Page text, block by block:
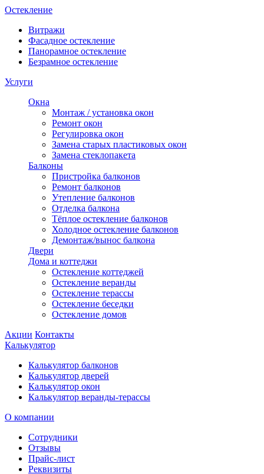
Остекление
Витражи
Фасадное остекление
Панорамное остекление
Безрамное остекление
Услуги
Окна
Монтаж / установка окон
Ремонт окон
Регулировка окон
Замена старых пластиковых окон
Замена стеклопакета
Балконы
Пристройка балконов
Ремонт балконов
Утепление балконов
Отделка балкона
Тёплое остекление балконов
Холодное остекление балконов
Демонтаж/вынос балкона
Двери
Дома и коттеджи
Остекление коттеджей
Остекление веранды
Остекление терассы
Остекление беседки
Остекление домов
Акции Контакты
Калькулятор
Калькулятор балконов
Калькулятор дверей
Калькулятор окон
Калькулятор веранды-терассы
О компании
Сотрудники
Отзывы
Прайс-лист
Реквизиты